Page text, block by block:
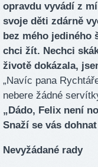
opravdu vyvádí z
svoje děti zdárně
bez mého jediného
chci žít. Nechci
životě dokázala,
„Navíc pana
nebere žádné
„Dádo, Felix není
Snaží se vás
Nevyžádané rady